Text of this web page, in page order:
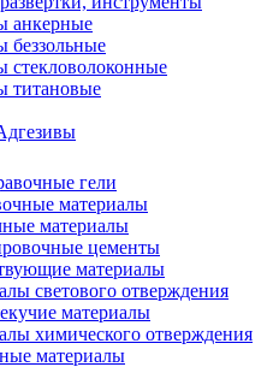
анкерные
титановые
гели
материалы
цементы
материалы
светового отверждения
материалы
химического отверждения
материалы